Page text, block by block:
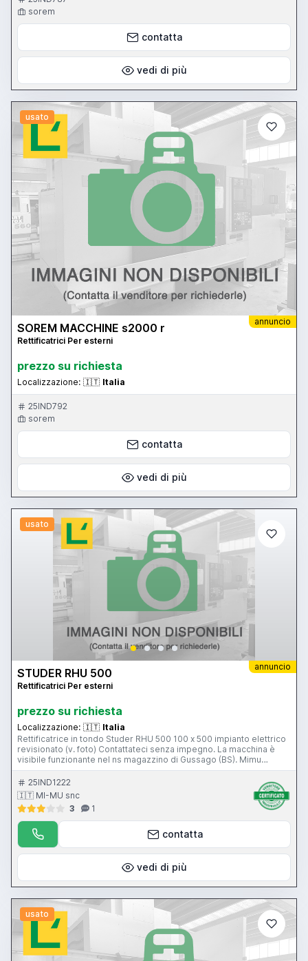
sorem
contatta
vedi di più
usato
annuncio
SOREM MACCHINE s2000 r
Rettificatrici Per esterni
prezzo su richiesta
Localizzazione: 🇮🇹 Italia
25IND792
sorem
contatta
vedi di più
usato
annuncio
STUDER RHU 500
Rettificatrici Per esterni
prezzo su richiesta
Localizzazione: 🇮🇹 Italia
Rettificatrice in tondo Studer RHU 500 100 x 500 impianto elettrico
revisionato (v. foto) Contattateci senza impegno. La macchina è
visibile funzionante nel ns magazzino di Gussago (BS). Mimu
Macchine Utensili Rundschleifmaschine Cylindrical grinding
machine Rectifieuse cylindrique
25IND1222
🇮🇹 MI-MU snc
3
1
contatta
vedi di più
usato